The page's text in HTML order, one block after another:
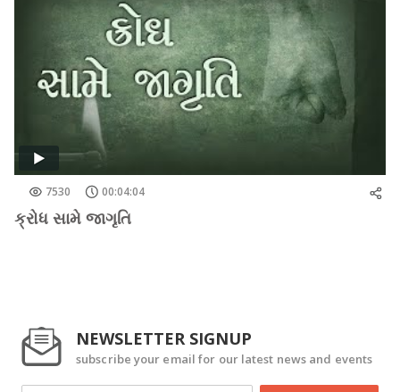
7530 00:04:04
ક્રોધ સામે જાગૃતિ
NEWSLETTER SIGNUP
subscribe your email for our latest news and events